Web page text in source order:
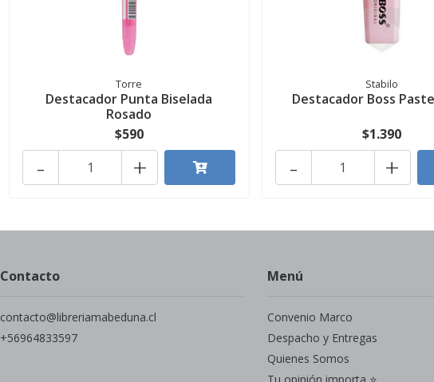
Torre
Destacador Punta Biselada
Rosado
$590
+
-
Stabilo
Destacador Boss
$1.390
+
-
Contacto
contacto@libreriamabeduna.cl
+56964833597
Menú
Convenio Marco
Despacho y Entregas
Quienes Somos